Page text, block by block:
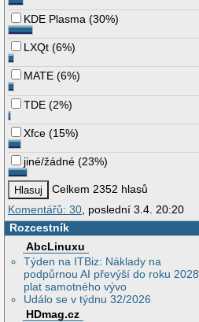
KDE Plasma (30%)
LXQt (6%)
MATE (6%)
TDE (2%)
Xfce (15%)
jiné/žádné (23%)
Celkem 2352 hlasů
Komentářů: 30 , poslední 3.4. 20:20
Rozcestník
AbcLinuxu
Týden na ITBiz: Náklady na
podpůrnou AI převýší do roku 2028
plat samotného vývo
Událo se v týdnu 32/2026
HDmag.cz